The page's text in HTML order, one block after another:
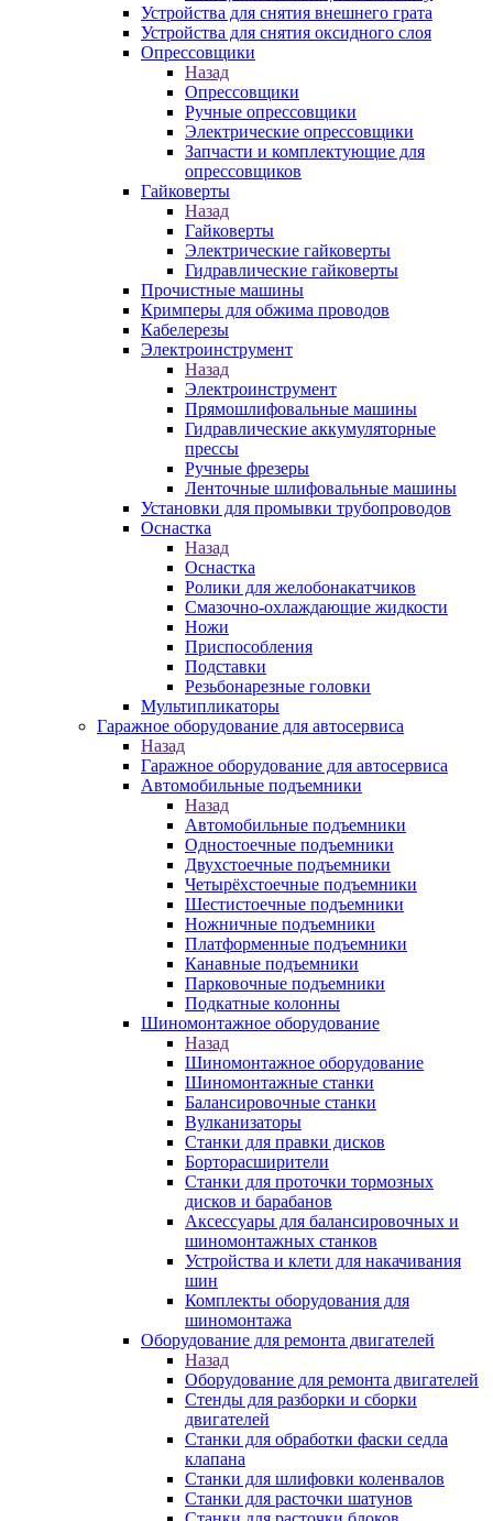
Устройства для снятия внешнего грата
Устройства для снятия оксидного слоя
Опрессовщики
Назад
Опрессовщики
Ручные опрессовщики
Электрические опрессовщики
Запчасти и комплектующие для
опрессовщиков
Гайковерты
Назад
Гайковерты
Электрические гайковерты
Гидравлические гайковерты
Прочистные машины
Кримперы для обжима проводов
Кабелерезы
Электроинструмент
Назад
Электроинструмент
Прямошлифовальные машины
Гидравлические аккумуляторные
прессы
Ручные фрезеры
Ленточные шлифовальные машины
Установки для промывки трубопроводов
Оснастка
Назад
Оснастка
Ролики для желобонакатчиков
Смазочно-охлаждающие жидкости
Ножи
Приспособления
Подставки
Резьбонарезные головки
Мультипликаторы
Гаражное оборудование для автосервиса
Назад
Гаражное оборудование для автосервиса
Автомобильные подъемники
Назад
Автомобильные подъемники
Одностоечные подъемники
Двухстоечные подъемники
Четырёхстоечные подъемники
Шестистоечные подъемники
Ножничные подъемники
Платформенные подъемники
Канавные подъемники
Парковочные подъемники
Подкатные колонны
Шиномонтажное оборудование
Назад
Шиномонтажное оборудование
Шиномонтажные станки
Балансировочные станки
Вулканизаторы
Станки для правки дисков
Борторасширители
Станки для проточки тормозных
дисков и барабанов
Аксессуары для балансировочных и
шиномонтажных станков
Устройства и клети для накачивания
шин
Комплекты оборудования для
шиномонтажа
Оборудование для ремонта двигателей
Назад
Оборудование для ремонта двигателей
Стенды для разборки и сборки
двигателей
Станки для обработки фаски седла
клапана
Станки для шлифовки коленвалов
Станки для расточки шатунов